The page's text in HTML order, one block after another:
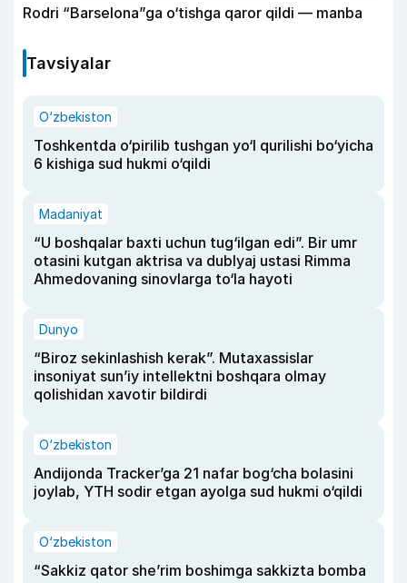
Rodri “Barselona”ga o‘tishga qaror qildi — manba
Tavsiyalar
O‘zbekiston
Toshkentda o‘pirilib tushgan yo‘l qurilishi bo‘yicha
6 kishiga sud hukmi o‘qildi
Madaniyat
“U boshqalar baxti uchun tug‘ilgan edi”. Bir umr
otasini kutgan aktrisa va dublyaj ustasi Rimma
Ahmedovaning sinovlarga to‘la hayoti
Dunyo
“Biroz sekinlashish kerak”. Mutaxassislar
insoniyat sun’iy intellektni boshqara olmay
qolishidan xavotir bildirdi
O‘zbekiston
Andijonda Tracker’ga 21 nafar bog‘cha bolasini
joylab, YTH sodir etgan ayolga sud hukmi o‘qildi
O‘zbekiston
“Sakkiz qator she’rim boshimga sakkizta bomba